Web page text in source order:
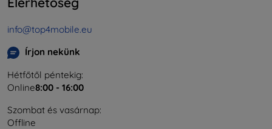
info@top4mobile.eu
Írjon nekünk
Hétfőtől péntekig:
Online8:00 - 16:00
Szombat és vasárnap:
Offline